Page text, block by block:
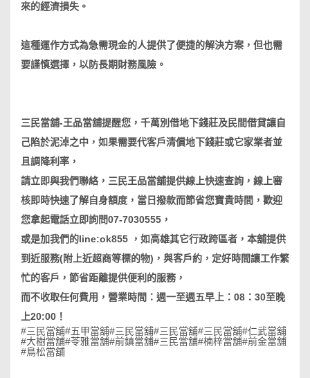
來的經濟損失。
這種運作方式為急需現金的人提供了便捷的解決方案，但也需
要謹慎選擇，以防長期財務風險。
三民當舖-王品當舖提醒您，千萬別借地下錢莊及民間借貸讓自
己陷於泥淖之中，如果需要代客戶清償地下錢莊或它家業者並
且調降利率，
請立即與我們聯絡，三民王品當舖提供線上快速查詢，線上審
核即時快速了解自身額度，當日撥款而節省您寶貴時間，歡迎
您拿起電話立即詢問07-7030555，
或是加我們的line:ok855 ，如高雄其它行政跨區者，本舖提供
到近服務(附上近超商等標的物)，與客戶約，定好時間讓工作繁
忙的客戶，節省距離提供便利的服務，
而不收取任何費用，營業時間：週一至週五早上：08：30至晚
上20:00！
#三民當舖#五甲當舖#三民當舖#三民當舖#三民當舖#仁武當舖
#大樹當舖#苓雅當舖#前鎮當舖#三民當舖#楠梓當舖#前金當舖
#鳥松當舖